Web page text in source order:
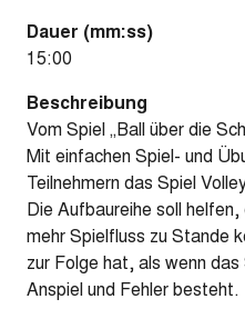
Dauer (mm:ss)
15:00
Beschreibung
Vom Spiel „Ball über die
Mit einfachen Spiel- und
Teilnehmern das Spiel
Die Aufbaureihe soll
mehr Spielfluss zu Stande
zur Folge hat, als wenn
Anspiel und Fehler besteht.